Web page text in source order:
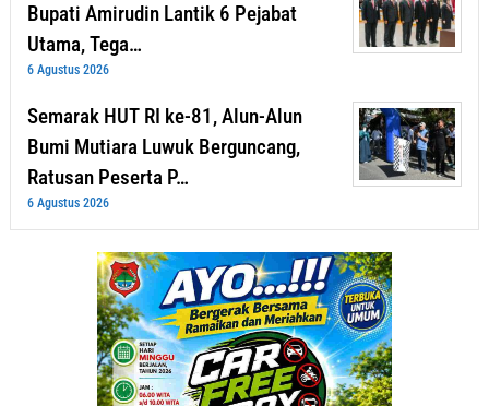
Bupati Amirudin Lantik 6 Pejabat
Utama, Tega…
6 Agustus 2026
Semarak HUT RI ke-81, Alun-Alun
Bumi Mutiara Luwuk Berguncang,
Ratusan Peserta P…
6 Agustus 2026